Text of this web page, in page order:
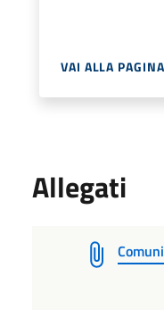
VAI ALLA PAGINA
Allegati